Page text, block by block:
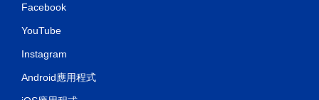
Facebook
YouTube
Instagram
Android應用程式